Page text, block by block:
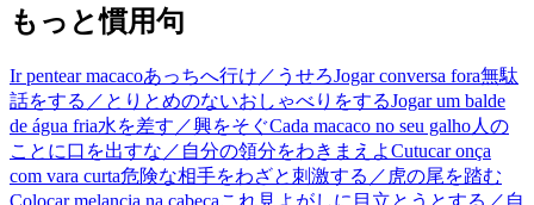
もっと慣用句
Ir pentear macacoあっちへ行け／うせろJogar conversa fora無駄
話をする／とりとめのないおしゃべりをするJogar um balde
de água fria水を差す／興をそぐCada macaco no seu galho人の
ことに口を出すな／自分の領分をわきまえよCutucar onça
com vara curta危険な相手をわざと刺激する／虎の尾を踏む
Colocar melancia na cabeçaこれ見よがしに目立とうとする／自